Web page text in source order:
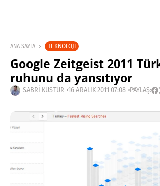
ANA SAYFA TEKNOLOJI
Google Zeitgeist 2011
ruhunu da yansıtıyor
SABRI KÜSTÜR 16 ARALIK 2011 07:08 PAYLAŞ: